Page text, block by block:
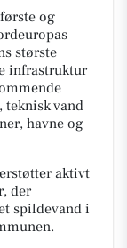
og
største
infrastruktur
vand
havne og
aktivt
der
spildevand i